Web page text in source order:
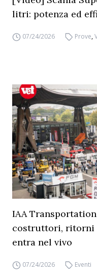
litri: potenza ed
07/24/2026 Prove,
IAA
costruttori, ritorni
entra nel vivo
07/24/2026 Eventi